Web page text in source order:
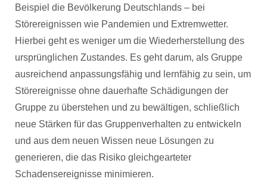
Beispiel die Bevölkerung Deutschlands – bei
Störereignissen wie Pandemien und Extremwetter.
Hierbei geht es weniger um die Wiederherstellung des
ursprünglichen Zustandes. Es geht darum, als Gruppe
ausreichend anpassungsfähig und lernfähig zu sein, um
Störereignisse ohne dauerhafte Schädigungen der
Gruppe zu überstehen und zu bewältigen, schließlich
neue Stärken für das Gruppenverhalten zu entwickeln
und aus dem neuen Wissen neue Lösungen zu
generieren, die das Risiko gleichgearteter
Schadensereignisse minimieren.